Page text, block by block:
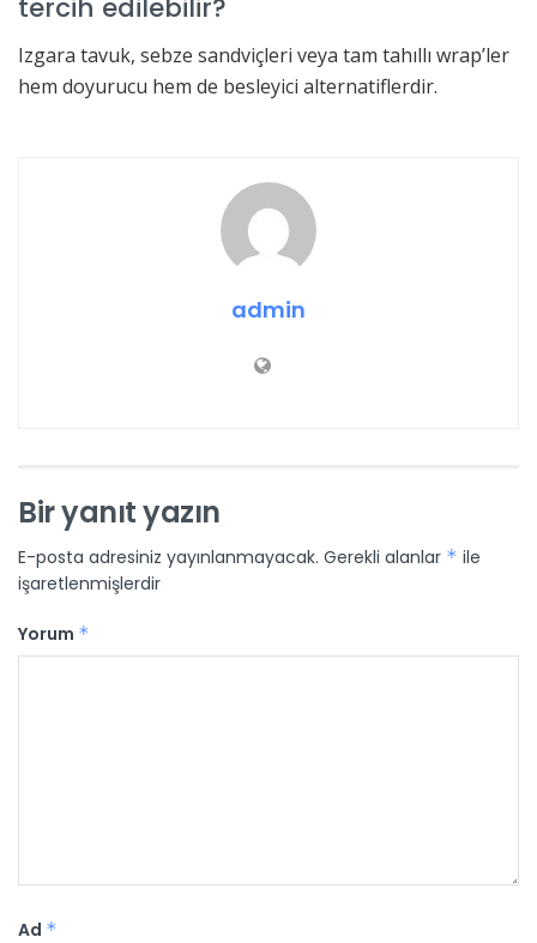
tercih edilebilir?
Izgara tavuk, sebze sandviçleri veya tam tahıllı wrap’ler
hem doyurucu hem de besleyici alternatiflerdir.
admin
Bir yanıt yazın
E-posta adresiniz yayınlanmayacak. Gerekli alanlar * ile
işaretlenmişlerdir
Yorum *
Ad *